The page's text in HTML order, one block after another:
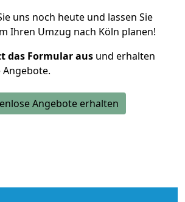
uns noch heute und lassen Sie
Ihren Umzug nach Köln planen!
das Formular aus und erhalten
Angebote.
Angebote erhalten